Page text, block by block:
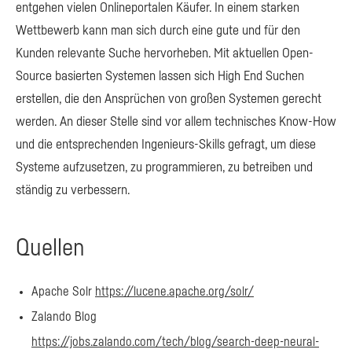
entgehen vielen Onlineportalen Käufer. In einem starken
Wettbewerb kann man sich durch eine gute und für den
Kunden relevante Suche hervorheben. Mit aktuellen Open-
Source basierten Systemen lassen sich High End Suchen
erstellen, die den Ansprüchen von großen Systemen gerecht
werden. An dieser Stelle sind vor allem technisches Know-How
und die entsprechenden Ingenieurs-Skills gefragt, um diese
Systeme aufzusetzen, zu programmieren, zu betreiben und
ständig zu verbessern.
Quellen
Apache Solr https://lucene.apache.org/solr/
Zalando Blog
https://jobs.zalando.com/tech/blog/search-deep-neural-